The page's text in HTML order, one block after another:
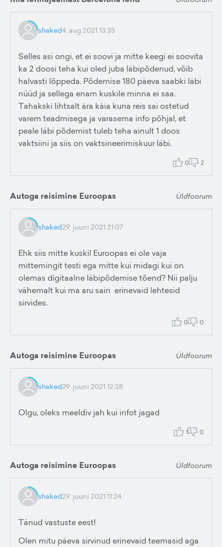
shaked4. aug 2021 13:35
Selles asi ongi, et ei soovi ja mitte keegi ei soovita
ka 2 doosi teha kui oled juba läbipõdenud, võib
halvasti lõppeda. Põdemise 180 päeva saabki läbi
nüüd ja sellega enam kuskile minna ei saa.
Tahakski lihtsalt ära käia kuna reis sai ostetud
varem teadmisega ja varasema info põhjal, et
peale läbi põdemist tuleb teha ainult 1 doos
vaktsiini ja siis on vaktsineerimiskuur läbi.
0 2
Autoga reisimine Euroopas Üldfoorum
shaked29. juuni 2021 21:07
Ehk siis mitte kuskil Euroopas ei ole vaja
mittemingit testi ega mitte kui midagi kui on
olemas digitaalne läbipõdemise tõend? Nii palju
vähemalt kui ma aru sain erinevaid lehtesid
sirvides.
0 0
Autoga reisimine Euroopas Üldfoorum
shaked29. juuni 2021 12:28
Olgu, oleks meeldiv jah kui infot jagad
1 0
Autoga reisimine Euroopas Üldfoorum
shaked29. juuni 2021 11:24
Tänud vastuste eest!
Olen mitu päeva sirvinud erinevaid teemasid aga